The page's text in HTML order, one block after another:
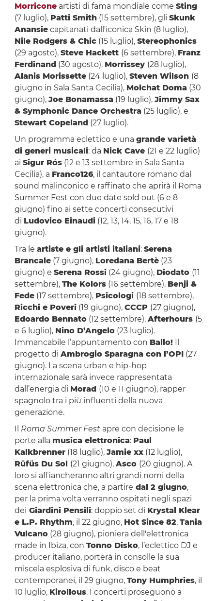
Morriconeartisti di fama mondiale come Sting
(7 luglio), Patti Smith(15 settembre), gli Skunk
Anansiecapitanati dall'iconica Skin (8 luglio),
Nile Rodgers & Chic(15 luglio), Stereophonics
(29 agosto), Steve Hackett (6 settembre), Franz
Ferdinand (30 agosto), Morrissey (28 luglio),
Alanis Morissette(24 luglio), Steven Wilson (8
giugno in Sala Santa Cecilia), Molchat Doma (30
giugno), Joe Bonamassa (19 luglio), Jimmy Sax
& Symphonic Dance Orchestra (25 luglio), e
Stewart Copeland (27 luglio).
Un programma eclettico e una grande varietà
di generi musicali: da Nick Cave (21 e 22 luglio)
ai Sigur Rós(12 e 13 settembre in Sala Santa
Cecilia), a Franco126, il cantautore romano dal
sound malinconico e raffinato che aprirà il Roma
Summer Fest con due date sold out (6 e 8
giugno) fino ai sette concerti consecutivi
di Ludovico Einaudi(12, 13, 14, 15, 16, 17 e 18
giugno).
Tra le artiste e gli artisti italiani: Serena
Brancale(7 giugno), Loredana Bertè(23
giugno) e Serena Rossi(24 giugno), Diodato (11
settembre), The Kolors(16 settembre), Benji &
Fede(17 settembre), Psicologi (18 settembre),
Ricchi e Poveri(19 giugno), CCCP (27 giugno),
Edoardo Bennato(12 settembre), Afterhours (5
e 6 luglio), Nino D’Angelo(23 luglio).
Immancabile l’appuntamento con Ballo!Il
progetto di Ambrogio Sparagna con l’OPI(27
giugno). La scena urban e hip-hop
internazionale sarà invece rappresentata
dall’energia di Morad (10 e 11 giugno), rapper
spagnolo tra i più influenti della nuova
generazione.
Roma Summer Festapre con decisione le
porte alla musica elettronica: Paul
Kalkbrenner(18 luglio), Jamie xx(12 luglio),
Rüfüs Du Sol (21 giugno), Asco (20 giugno). A
loro si affiancheranno altri grandi nomi della
scena elettronica che, a partire dal 2 giugno,
per la prima volta verranno ospitati negli spazi
dei Giardini Pensili: doppio set di Krystal Klear
e L.P. Rhythm, il 22 giugno, Hot Since 82, Tania
Vulcano(28 giugno), pioniera dell'elettronica
made in Ibiza, con Tonno Disko, l’eclettico DJ e
producer italiano, porterà in consolle la sua
miscela esplosiva di funk, disco e beat
contemporanei, il 29 giugno, Tony Humphries, il
10 luglio, Kirollous. I concerti proseguono a